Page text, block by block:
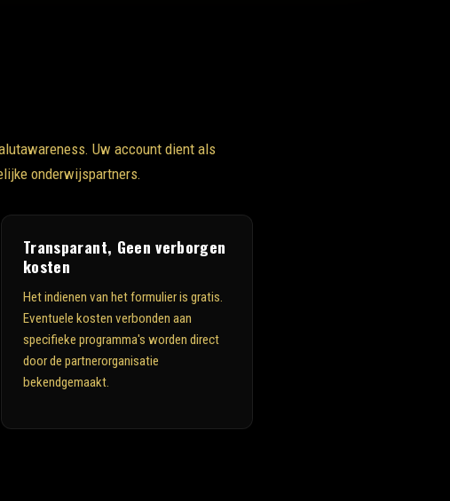
Uw account dient als
onderwijspartners.
Transparant, Geen verborgen
kosten
Het indienen van het formulier is gratis.
Eventuele kosten verbonden aan
specifieke programma's worden direct
door de partnerorganisatie
bekendgemaakt.